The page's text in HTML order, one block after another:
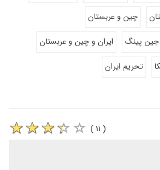
چین و عربستان
پینگ
ایران و چین و عربستان
تحریم ایران
( ۱۱ )